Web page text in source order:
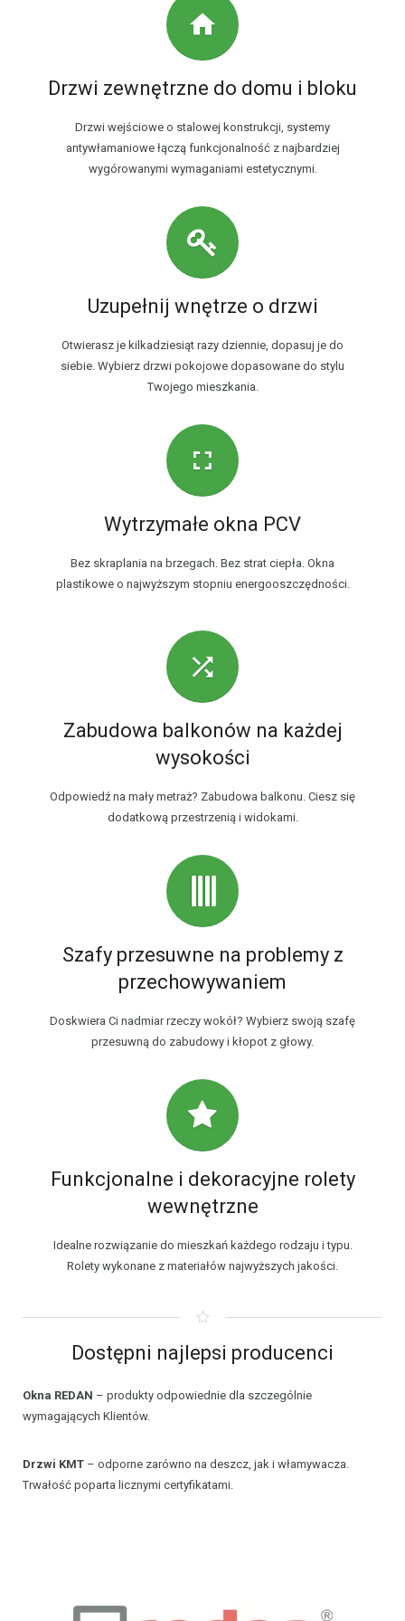
Drzwi zewnętrzne do domu i bloku
Drzwi wejściowe o stalowej konstrukcji, systemy
antywłamaniowe łączą funkcjonalność z najbardziej
wygórowanymi wymaganiami estetycznymi.
Uzupełnij wnętrze o drzwi
Otwierasz je kilkadziesiąt razy dziennie, dopasuj je do
siebie. Wybierz drzwi pokojowe dopasowane do stylu
Twojego mieszkania.
Wytrzymałe okna PCV
Bez skraplania na brzegach. Bez strat ciepła. Okna
plastikowe o najwyższym stopniu energooszczędności.
Zabudowa balkonów na każdej
wysokości
Odpowiedź na mały metraż? Zabudowa balkonu. Ciesz się
dodatkową przestrzenią i widokami.
Szafy przesuwne na problemy z
przechowywaniem
Doskwiera Ci nadmiar rzeczy wokół? Wybierz swoją szafę
przesuwną do zabudowy i kłopot z głowy.
Funkcjonalne i dekoracyjne rolety
wewnętrzne
Idealne rozwiązanie do mieszkań każdego rodzaju i typu.
Rolety wykonane z materiałów najwyższych jakości.
Dostępni najlepsi producenci
Okna REDAN – produkty odpowiednie dla szczególnie
wymagających Klientów.
Drzwi KMT – odporne zarówno na deszcz, jak i włamywacza.
Trwałość poparta licznymi certyfikatami.